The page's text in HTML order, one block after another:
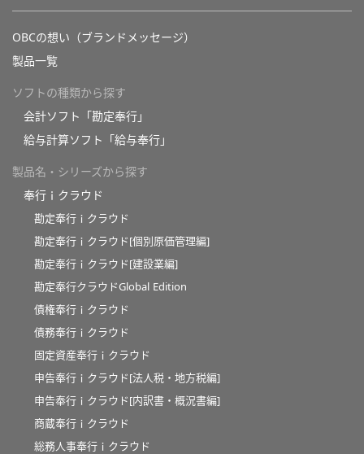
OBCの想い（ブランドメッセージ）
製品一覧
ソフトの種類から探す
会計ソフト「勘定奉行」
給与計算ソフト「給与奉行」
製品名・シリーズから探す
奉行ｉクラウド
勘定奉行ｉクラウド
勘定奉行ｉクラウド[個別原価管理編]
勘定奉行ｉクラウド[建設業編]
勘定奉行クラウドGlobal Edition
債権奉行ｉクラウド
債務奉行ｉクラウド
固定資産奉行ｉクラウド
申告奉行ｉクラウド[法人税・地方税編]
申告奉行ｉクラウド[内訳書・概況書編]
商蔵奉行ｉクラウド
総務人事奉行ｉクラウド